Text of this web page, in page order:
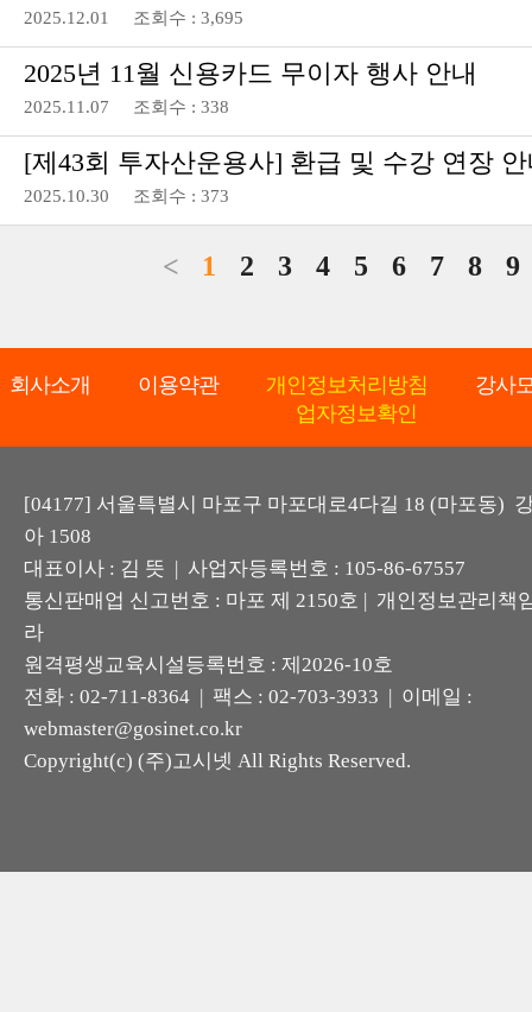
2025.12.01 조회수 : 3,695
2025년 11월 신용카드 무이자 행사 안내
2025.11.07 조회수 : 338
[제43회 투자산운용사] 환급 및 수강 연장
2025.10.30 조회수 : 373
< 1 2 3 4 5 6 7 8 9
회사소개 이용약관 개인정보처리방침
강사
업자정보확인
[04177] 서울특별시 마포구 마포대로4다길 18 (마포동)
아 1508
대표이사 : 김 뜻 | 사업자등록번호 : 105-86-67557
통신판매업 신고번호 : 마포 제 2150호 | 개인정보관리책
라
원격평생교육시설등록번호 : 제2026-10호
전화 : 02-711-8364 | 팩스 : 02-703-3933 | 이메일 :
webmaster@gosinet.co.kr
Copyright(c) (주)고시넷 All Rights Reserved.